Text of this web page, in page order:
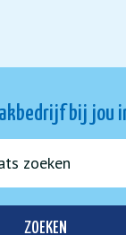
bij jou
ZOEKEN